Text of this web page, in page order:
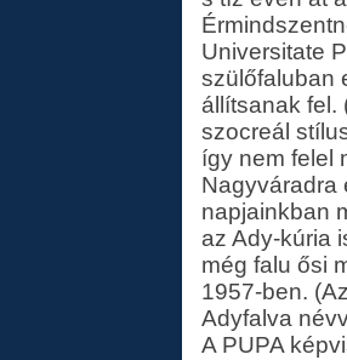
Universitate
szülőfaluban
állítsanak fel.
szocreál
így nem felel
Nagyváradra
napjainkban
az Ady-kúria
még falu ősi
1957-ben.
Adyfalva
A PUPA